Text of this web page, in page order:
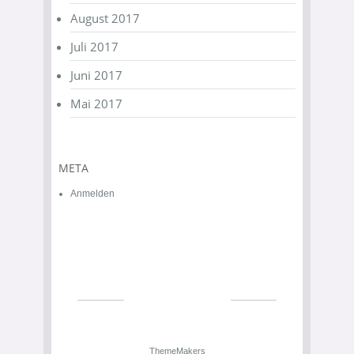
August 2017
Juli 2017
Juni 2017
Mai 2017
META
Anmelden
ThemeMakers